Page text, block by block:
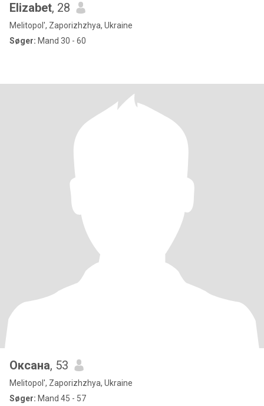
Elizabet, 28
Melitopol', Zaporizhzhya, Ukraine
Søger: Mand 30 - 60
Оксана, 53
Melitopol', Zaporizhzhya, Ukraine
Søger: Mand 45 - 57